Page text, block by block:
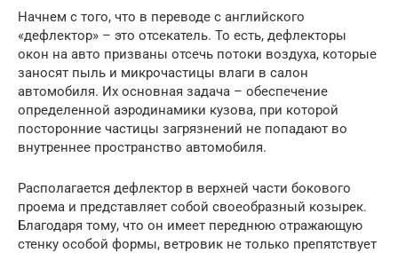
Начнем с того, что в переводе с английского
«дефлектор» – это отсекатель. То есть, дефлекторы
окон на авто призваны отсечь потоки воздуха, которые
заносят пыль и микрочастицы влаги в салон
автомобиля. Их основная задача – обеспечение
определенной аэродинамики кузова, при которой
посторонние частицы загрязнений не попадают во
внутреннее пространство автомобиля.
Располагается дефлектор в верхней части бокового
проема и представляет собой своеобразный козырек.
Благодаря тому, что он имеет переднюю отражающую
стенку особой формы, ветровик не только препятствует